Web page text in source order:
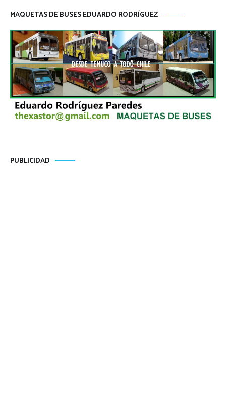
MAQUETAS DE BUSES EDUARDO RODRÍGUEZ
PUBLICIDAD